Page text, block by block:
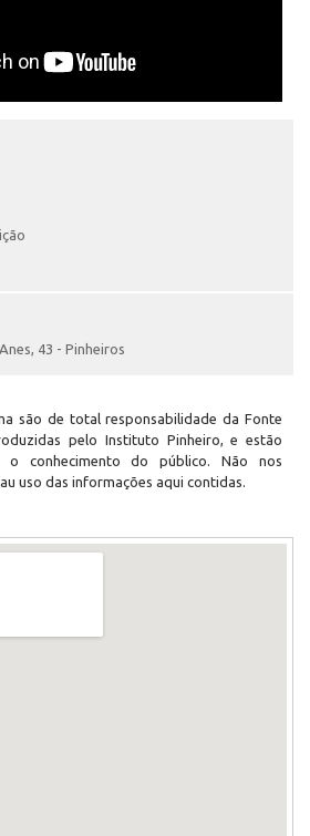
43 - Pinheiros
são de total responsabilidade da Fonte
pelo Instituto Pinheiro, e estão
o conhecimento do público. Não nos
uso das informações aqui contidas.